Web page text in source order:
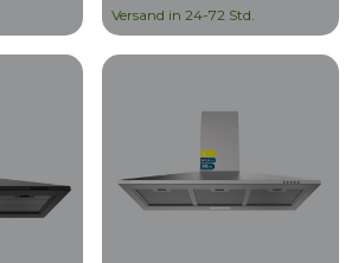
DC-
Edelstahlausführung,
Klasse A++, DC-Motor,
Versand in 24-72 Std.